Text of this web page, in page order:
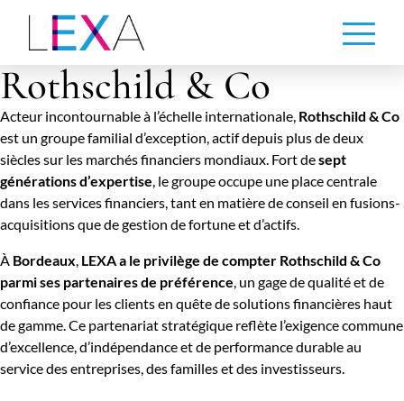
contenu
principal
Rothschild & Co
Acteur incontournable à l’échelle internationale, Rothschild & Co
est un groupe familial d’exception, actif depuis plus de deux
siècles sur les marchés financiers mondiaux. Fort desept
générations d’expertise, le groupe occupe une place centrale
dans les services financiers, tant en matière de conseil en fusions-
acquisitions que de gestion de fortune et d’actifs.
À Bordeaux, LEXA a le privilège de compter Rothschild & Co
parmi ses partenaires de préférence, un gage de qualité et de
confiance pour les clients en quête de solutions financières haut
de gamme. Ce partenariat stratégique reflète l’exigence commune
d’excellence, d’indépendance et de performance durable au
service des entreprises, des familles et des investisseurs.